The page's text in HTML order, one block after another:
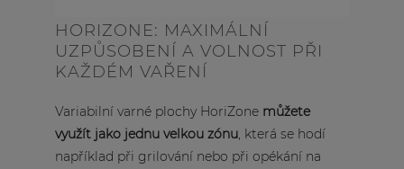
HORIZONE: MAXIMÁLNÍ
UZPŮSOBENÍ A VOLNOST PŘI
KAŽDÉM VAŘENÍ
Variabilní varné plochy HoriZone můžete
využít jako jednu velkou zónu, která se hodí
například při grilování nebo při opékání na